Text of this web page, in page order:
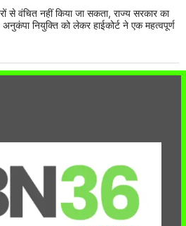
से वंचित नहीं किया जा सकता, राज्य सरकार का
नियुक्ति को लेकर हाईकोर्ट ने एक महत्वपूर्ण